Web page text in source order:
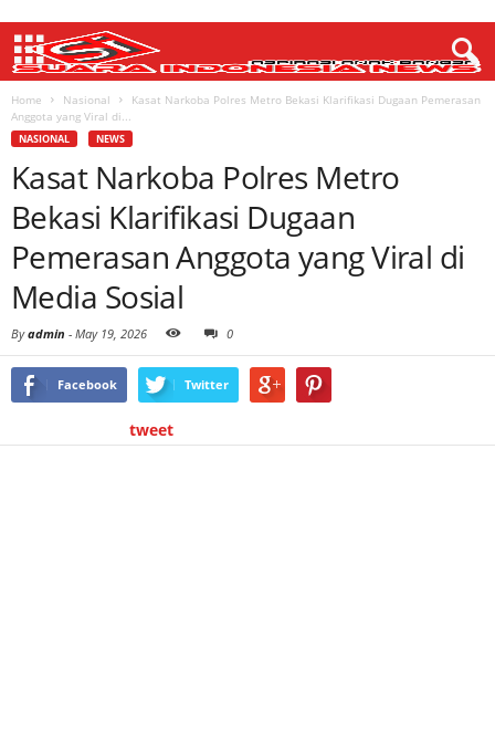
Home Nasional
Kasat Narkoba Polres Metro Bekasi Klarifikasi Dugaan Pemerasan
Anggota yang Viral di...
NASIONAL NEWS
Kasat Narkoba Polres Metro
Bekasi Klarifikasi Dugaan
Pemerasan Anggota yang Viral di
Media Sosial
Byadmin - May 19, 2026 0
Facebook Twitter
tweet